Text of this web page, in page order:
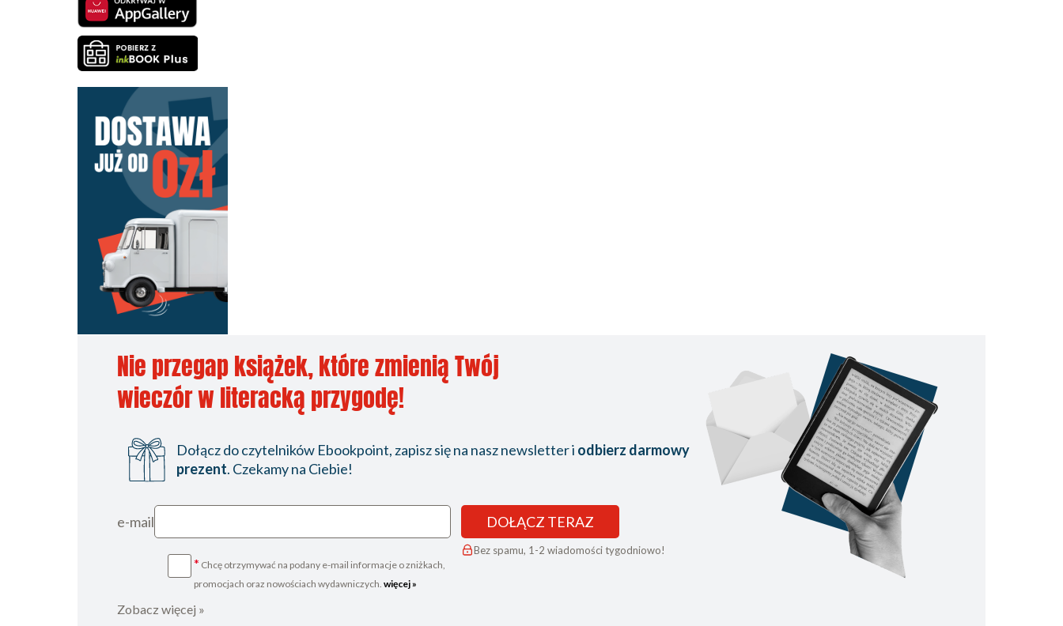
Nie przegap książek, które zmienią Twój
wieczór w literacką przygodę!
Dołącz do czytelników Ebookpoint, zapisz się na nasz newsletter i odbierz darmowy
prezent. Czekamy na Ciebie!
e-mail
* Chcę otrzymywać na podany e-mail informacje o zniżkach,
promocjach oraz nowościach wydawniczych. więcej »
DOŁĄCZ TERAZ
Bez spamu, 1-2 wiadomości tygodniowo!
Zobacz więcej »